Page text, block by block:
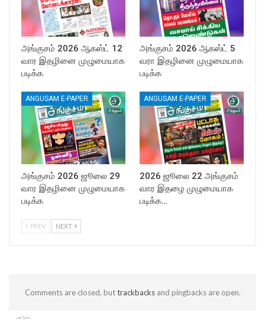
அங்குசம் 2026 ஆகஸ்ட் 12
வார இதழினை முழுமையாக
படிக்க
அங்குசம் 2026 ஆகஸ்ட் 5
வரா இதழினை முழுமையாக
படிக்க
ANGUSAM E-PAPER
அங்குசம் 2026 ஜூலை 29
வார இதழினை முழுமையாக
படிக்க
ANGUSAM E-PAPER
2026 ஜூலை 22 அங்குசம்
வார இதழை முழுமையாக
படிக்க…
PREV NEXT
Comments are closed, buttrackbacksand pingbacks are open.